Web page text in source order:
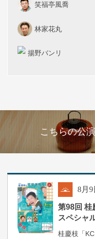
笑福亭風喬
林家花丸
揚野バンリ
こちらの公
8月9
第98回 桂
スペシャ
桂慶枝「